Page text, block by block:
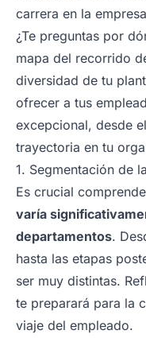
carrera en la
¿Te preguntas por
mapa del recorrido
diversidad de tu
ofrecer a tus
excepcional, desde
trayectoria en tu
1. Segmentación de
Es crucial
varía
departamentos.
hasta las etapas
ser muy distintas.
te preparará para la
viaje del empleado.